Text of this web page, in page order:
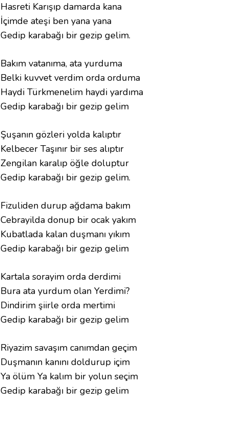
Hasreti Karışıp damarda kana
İçimde ateşi ben yana yana
Gedip karabağı bir gezip gelim.
Bakım vatanıma, ata yurduma
Belki kuvvet verdim orda orduma
Haydi Türkmenelim haydi yardıma
Gedip karabağı bir gezip gelim
Şuşanın gözleri yolda kalıptır
Kelbecer Taşınır bir ses alıptır
Zengilan karalıp öğle doluptur
Gedip karabağı bir gezip gelim.
Fizuliden durup ağdama bakım
Cebrayilda donup bir ocak yakım
Kubatlada kalan duşmanı yıkım
Gedip karabağı bir gezip gelim
Kartala sorayim orda derdimi
Bura ata yurdum olan Yerdimi?
Dindirim şiirle orda mertimi
Gedip karabağı bir gezip gelim
Riyazim savaşım canımdan geçim
Duşmanın kanını doldurup içim
Ya ölüm Ya kalım bir yolun seçim
Gedip karabağı bir gezip gelim